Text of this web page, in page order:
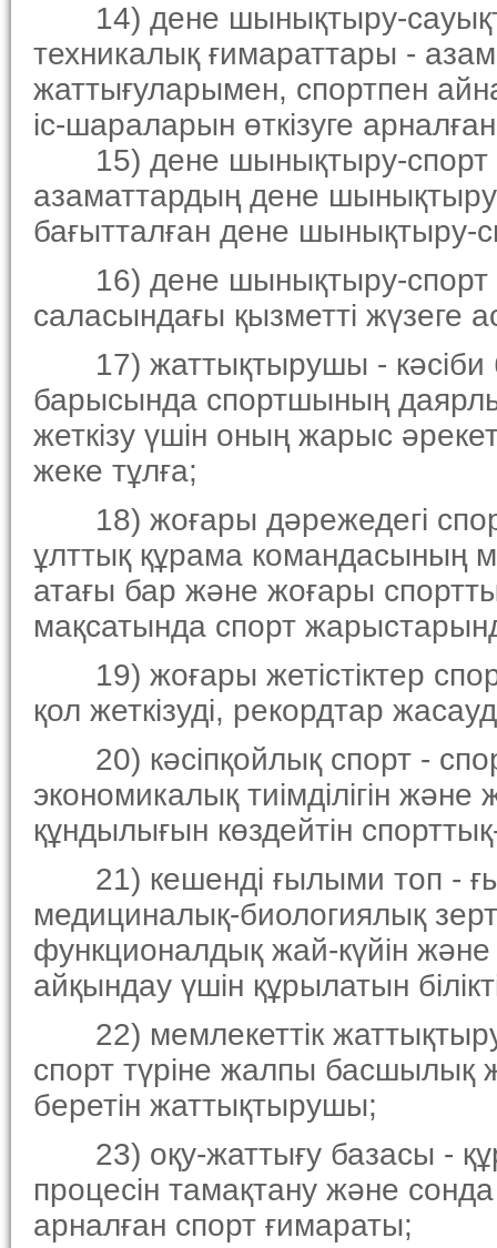
14) дене шынықтыру-
техникалық ғимараттары -
жаттығуларымен, спортпен
iс-шараларын өткiзуге
15) дене шынықтыру-спорт
азаматтардың дене
бағытталған дене шынықтыру-
16) дене шынықтыру-спорт
саласындағы қызметтi жүзеге
17) жаттықтырушы - кәсiби
барысында спортшының
жеткiзу үшiн оның жарыс
жеке тұлға;
18) жоғары дәрежедегi
ұлттық құрама командасының
атағы бар және жоғары
мақсатында спорт
19) жоғары жетiстiктер
қол жеткiзудi, рекордтар
20) кәсiпқойлық спорт -
экономикалық тиiмдiлiгiн және
құндылығын көздейтiн
21) кешендi ғылыми топ -
медициналық-биологиялық
функционалдық жай-күйiн
айқындау үшiн құрылатын
22) мемлекеттiк
спорт түрiне жалпы
беретiн жаттықтырушы;
23) оқу-жаттығу базасы -
процесiн тамақтану және
арналған спорт ғимараты;